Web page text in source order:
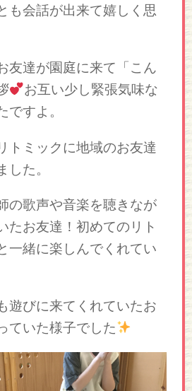
も会話が出来て嬉しく思
友達が園庭に来て「こん
お互い少し緊張気味な
ですよ。
トミックに地域のお友達
した。
の歌声や音楽を聴きなが
たお友達！初めてのリト
一緒に楽しんでくれてい
遊びに来てくれていたお
ていた様子でした